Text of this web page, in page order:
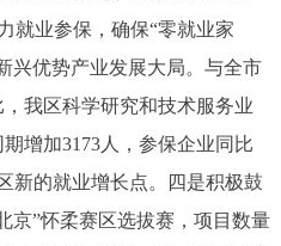
就业参保，确保“零就业家
兴优势产业发展大局。与全市
我区科学研究和技术服务业
增加3173人，参保企业同比
新的就业增长点。四是积极鼓
京”怀柔赛区选拔赛，项目数量